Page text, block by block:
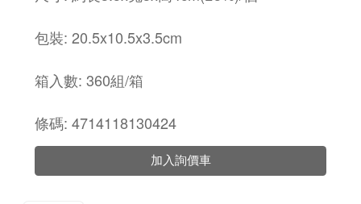
包裝: 20.5x10.5x3.5cm
箱入數: 360組/箱
條碼: 4714118130424
加入詢價車